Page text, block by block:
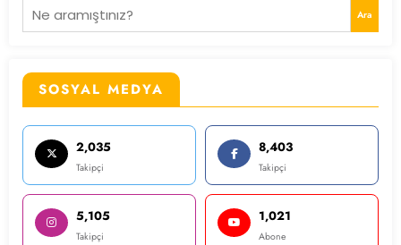
Ara
SOSYAL MEDYA
2,035
Takipçi
8,403
Takipçi
5,105
Takipçi
1,021
Abone